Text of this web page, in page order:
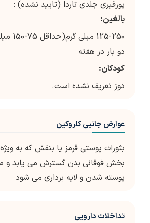
پورفیری جلدی تاردا (تایید نشده) :
بالغین:
125-
دو بار در هفته
کودکان:
دوز تعریف نشده است.
عوارض جانبی کلروکین
بثورات پوستی قرمز یا بنفش که به
بخش فوقانی بدن گسترش می یابد و
پوسته شدن و لایه برداری می شود
تداخلات دارویی